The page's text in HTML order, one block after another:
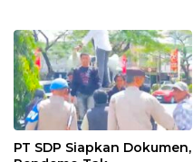
PT SDP Siapkan Dokumen,